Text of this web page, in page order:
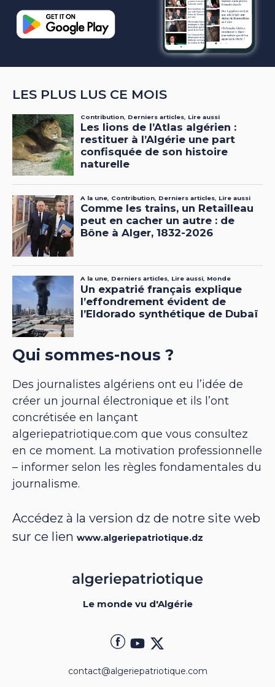
LES PLUS LUS CE MOIS
Qui sommes-nous ?
Des journalistes algériens ont eu l’idée de
créer un journal électronique et ils l’ont
concrétisée en lançant
algeriepatriotique.com que vous consultez
en ce moment. La motivation professionnelle
– informer selon les règles fondamentales du
journalisme.
Accédez à la version dz de notre site web
sur ce lien www.algeriepatriotique.dz
Le monde vu d'Algérie
contact@algeriepatriotique.com